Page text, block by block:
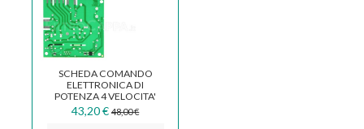
SCHEDA COMANDO
ELETTRONICA DI
POTENZA 4 VELOCITA'
CAPPA ELICA SMEG
ECB0124166
43,20 € 48,00 €